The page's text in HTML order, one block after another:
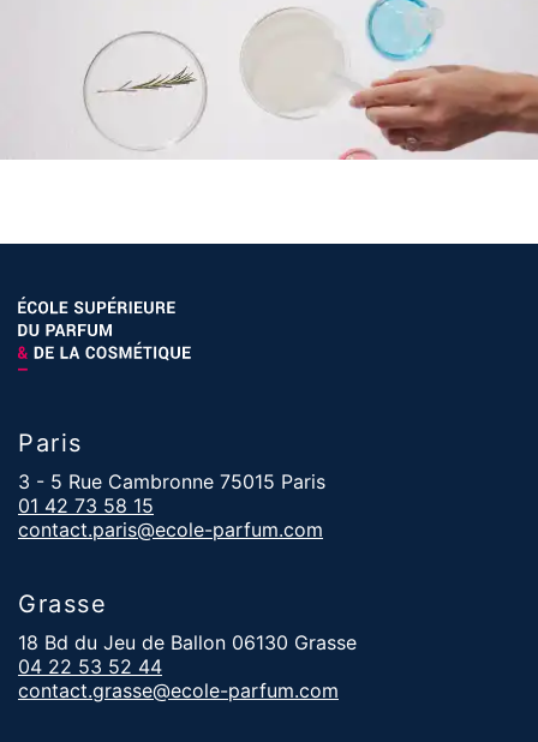
Paris
3 - 5 Rue Cambronne 75015 Paris
01 42 73 58 15
contact.paris@ecole-parfum.com
Grasse
18 Bd du Jeu de Ballon 06130 Grasse
04 22 53 52 44
contact.grasse@ecole-parfum.com